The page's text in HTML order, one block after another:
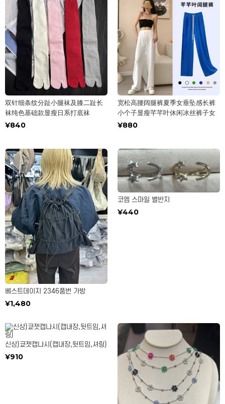
双针细条纹分趾小腿袜及膝二趾长
袜纯色基础款显瘦日系打底袜
¥840
宽松高腰阔腿裤夏季女垂坠感长裤
小个子显瘦芊芊叶休闲冰丝裤子女
¥880
베스트데이지 2346품번 가방
¥1,480
코엠 스마일 별반지
¥440
신상)쿄젯캡나시(캡내장,뒷트임,셔링)
¥910